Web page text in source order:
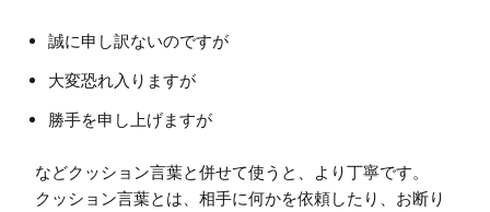
誠に申し訳ないのですが
大変恐れ入りますが
勝手を申し上げますが
などクッション言葉と併せて使うと、より丁寧です。
クッション言葉とは、相手に何かを依頼したり、お断り